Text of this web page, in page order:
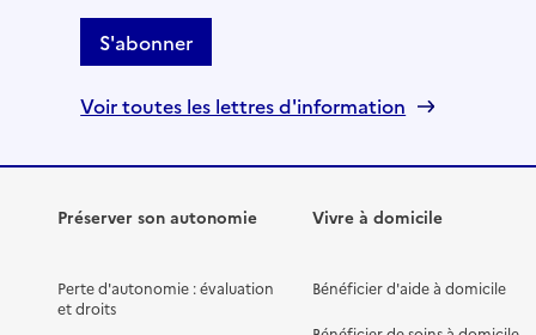
15380-Anglards-de-Salers
Contact
Rapport HAS
(data.gouv.fr)
Mairie - Anterrieux
S'abonner
Voir toutes les lettres d'information
Préserver son autonomie
Perte d'autonomie : évaluation
et droits
Vivre à domicile
Bénéficier d'aide à domicile